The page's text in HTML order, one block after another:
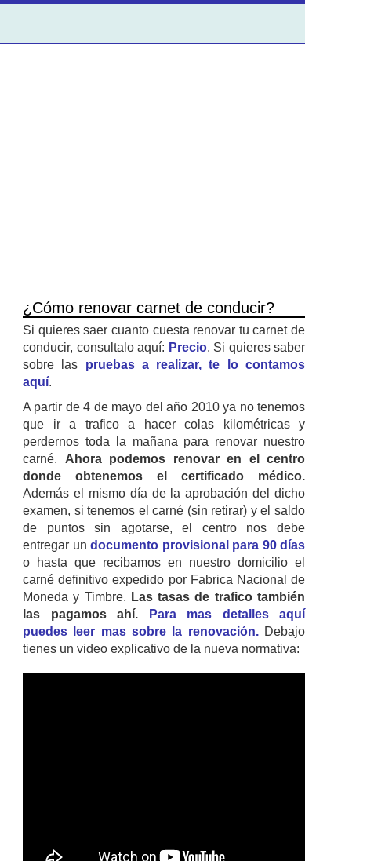
¿Cómo renovar carnet de conducir?
Si quieres saer cuanto cuesta renovar tu carnet de
conducir, consultalo aquí: Precio. Si quieres saber
sobre las pruebas a realizar, te lo contamos
aquí.
A partir de 4 de mayo del año 2010 ya no tenemos
que ir a trafico a hacer colas kilométricas y
perdernos toda la mañana para renovar nuestro
carné. Ahora podemos renovar en el centro
donde obtenemos el certificado médico.
Además el mismo día de la aprobación del dicho
examen, si tenemos el carné (sin retirar) y el saldo
de puntos sin agotarse, el centro nos debe
entregar un documento provisional para 90 días
o hasta que recibamos en nuestro domicilio el
carné definitivo expedido por Fabrica Nacional de
Moneda y Timbre. Las tasas de trafico también
las pagamos ahí.
Para mas detalles aquí
puedes leer mas sobre la renovación.Debajo
tienes un video explicativo de la nueva normativa: